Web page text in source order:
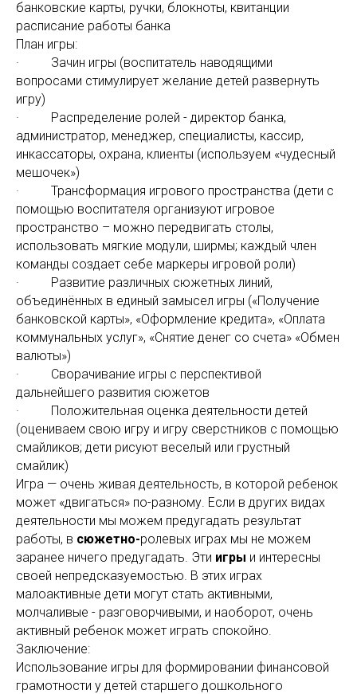
банковские карты, ручки, блокноты, квитанции
расписание работы банка
План игры:
· Зачин игры (воспитатель наводящими
вопросами стимулирует желание детей развернуть
игру)
· Распределение ролей - директор банка,
администратор, менеджер, специалисты, кассир,
инкассаторы, охрана, клиенты (используем «чудесный
мешочек»)
· Трансформация игрового пространства (дети с
помощью воспитателя организуют игровое
пространство – можно передвигать столы,
использовать мягкие модули, ширмы; каждый член
команды создает себе маркеры игровой роли)
· Развитие различных сюжетных линий,
объединённых в единый замысел игры («Получение
банковской карты», «Оформление кредита», «Оплата
коммунальных услуг», «Снятие денег со счета» «Обмен
валюты»)
· Сворачивание игры с перспективой
дальнейшего развития сюжетов
· Положительная оценка деятельности детей
(оцениваем свою игру и игру сверстников с помощью
смайликов; дети рисуют веселый или грустный
смайлик)
Игра — очень живая деятельность, в которой ребенок
может «двигаться» по-разному. Если в других видах
деятельности мы можем предугадать результат
работы, в сюжетно-ролевых играх мы не можем
заранее ничего предугадать. Эти игры и интересны
своей непредсказуемостью. В этих играх
малоактивные дети могут стать активными,
молчаливые - разговорчивыми, и наоборот, очень
активный ребенок может играть спокойно.
Заключение:
Использование игры для формировании финансовой
грамотности у детей старшего дошкольного